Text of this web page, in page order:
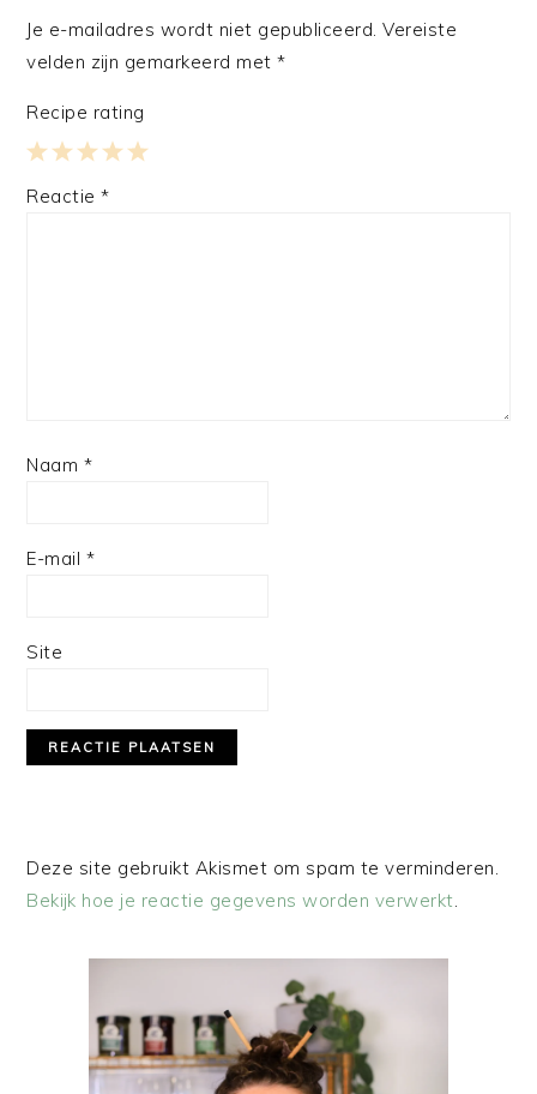
Je e-mailadres wordt niet gepubliceerd. Vereiste
velden zijn gemarkeerd met*
Recipe rating
4
3
2
1
Reactie*
Naam *
E-mail *
Site
Deze site gebruikt Akismet om spam te verminderen.
Bekijk hoe je reactie gegevens worden verwerkt.